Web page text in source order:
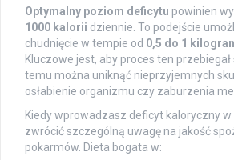
Optymalny poziom deficytu powinien
1000 kalorii dziennie. To podejście
chudnięcie w tempie od 0,5 do 1
Kluczowe jest, aby proces ten
temu można uniknąć nieprzyjemnych
osłabienie organizmu czy zaburzenia
Kiedy wprowadzasz deficyt kaloryczny
zwrócić szczególną uwagę na jakość
pokarmów. Dieta bogata w: